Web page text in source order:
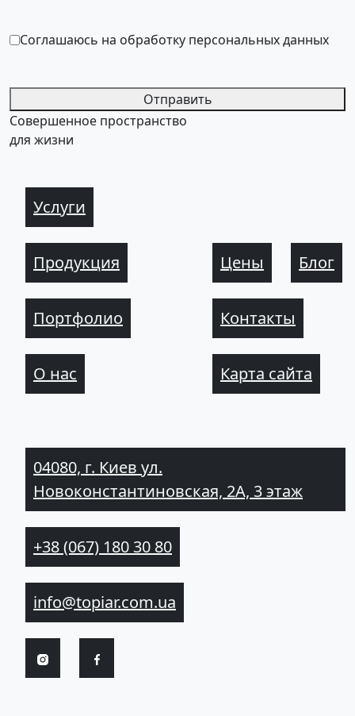
Соглашаюсь на обработку персональных данных
Отправить
Совершенное пространство
для жизни
Услуги
Продукция
Портфолио
О нас
Цены Блог
Контакты
Карта сайта
04080, г. Киев ул.
Новоконстантиновская, 2А, 3 этаж
+38 (067) 180 30 80
info@topiar.com.ua